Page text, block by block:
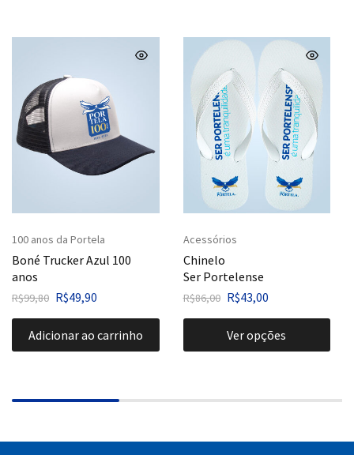
100 anos da Portela
Boné Trucker Azul 100
anos
R$99,80 R$49,90
Adicionar ao carrinho
Acessórios
Chinelo
Ser Portelense
R$86,00 R$43,00
Ver opções